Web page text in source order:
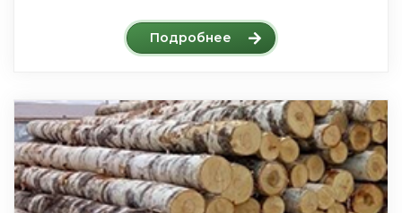
Подробнее